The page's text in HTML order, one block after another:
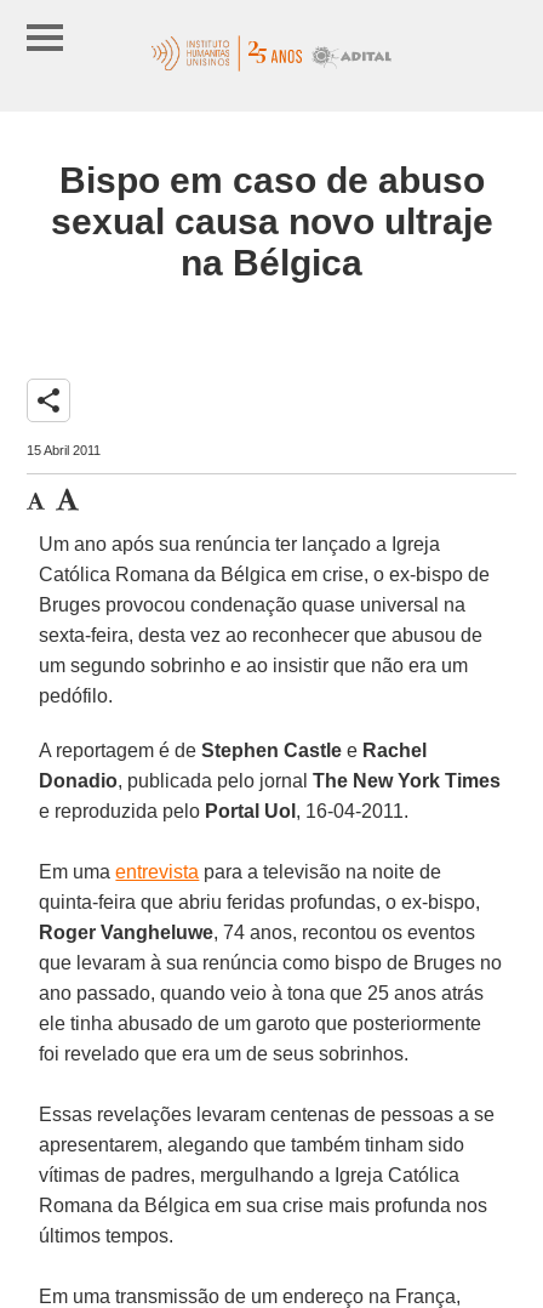
Bispo em caso de abuso
sexual causa novo ultraje
na Bélgica
share
15 Abril 2011
Um ano após sua renúncia ter lançado a Igreja
Católica Romana da Bélgica em crise, o ex-bispo de
Bruges provocou condenação quase universal na
sexta-feira, desta vez ao reconhecer que abusou de
um segundo sobrinho e ao insistir que não era um
pedófilo.
A reportagem é deStephen Castle e Rachel
Donadio, publicada pelo jornalThe New York Times
e reproduzida pelo Portal Uol , 16-04-2011.
Em umaentrevista para a televisão na noite de
quinta-feira que abriu feridas profundas, o ex-bispo,
Roger Vangheluwe, 74 anos, recontou os eventos
que levaram à sua renúncia como bispo de Bruges no
ano passado, quando veio à tona que 25 anos atrás
ele tinha abusado de um garoto que posteriormente
foi revelado que era um de seus sobrinhos.
Essas revelações levaram centenas de pessoas a se
apresentarem, alegando que também tinham sido
vítimas de padres, mergulhando a Igreja Católica
Romana da Bélgica em sua crise mais profunda nos
últimos tempos.
Em uma transmissão de um endereço na França,